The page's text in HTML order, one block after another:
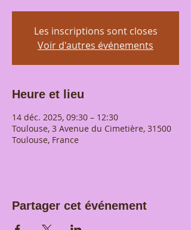
Les inscriptions sont closes
Voir d'autres événements
Heure et lieu
14 déc. 2025, 09:30 – 12:30
Toulouse, 3 Avenue du Cimetière, 31500
Toulouse, France
Partager cet événement